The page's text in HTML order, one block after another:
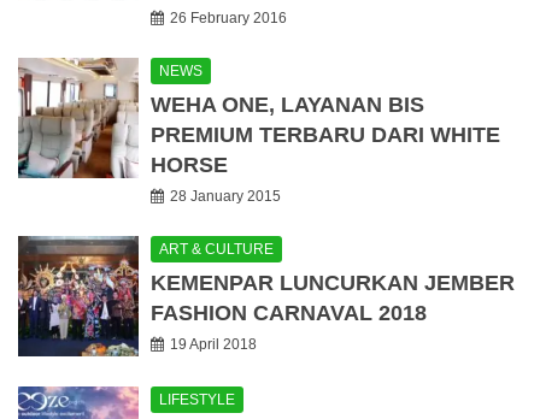
26 February 2016
NEWS
WEHA ONE, LAYANAN BIS
PREMIUM TERBARU DARI WHITE
HORSE
28 January 2015
ART & CULTURE
KEMENPAR LUNCURKAN JEMBER
FASHION CARNAVAL 2018
19 April 2018
LIFESTYLE